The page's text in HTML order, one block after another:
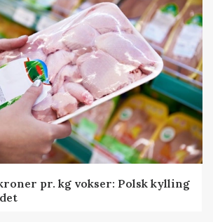
pr. kg vokser: Polsk kylling